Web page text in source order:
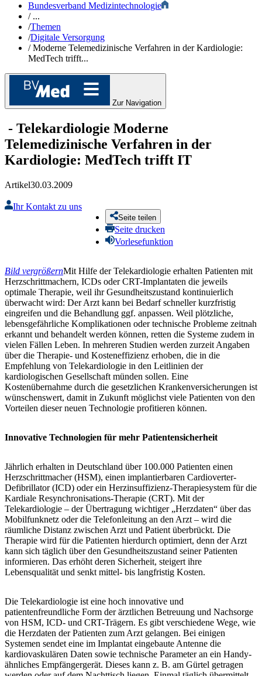
Bundesverband Medizintechnologie
/...
/Themen
/Digitale Versorgung
/Moderne Telemedizinische Verfahren in der Kardiologie:
MedTech trifft...
Zur Navigation
- Telekardiologie Moderne
Telemedizinische Verfahren in der
Kardiologie: MedTech trifft IT
Artikel30.03.2009
Ihr Kontakt zu uns
Seite teilen
Seite drucken
Vorlesefunktion
Bild vergrößernMit Hilfe der Telekardiologie erhalten Patienten mit
Herzschrittmachern, ICDs oder CRT-Implantaten die jeweils
optimale Therapie, weil ihr Gesundheitszustand kontinuierlich
überwacht wird: Der Arzt kann bei Bedarf schneller kurzfristig
eingreifen und die Behandlung ggf. anpassen. Weil plötzliche,
lebensgefährliche Komplikationen oder technische Probleme zeitnah
erkannt und behandelt werden können, retten die Systeme zudem in
vielen Fällen Leben. In mehreren Studien werden zurzeit Angaben
über die Therapie- und Kosteneffizienz erhoben, die in die
Empfehlung von Telekardiologie in den Leitlinien der
kardiologischen Gesellschaft münden sollen. Eine
Kostenübernahme durch die gesetzlichen Krankenversicherungen ist
wünschenswert, damit in Zukunft möglichst viele Patienten von den
Vorteilen dieser neuen Technologie profitieren können.
Innovative Technologien für mehr Patientensicherheit
Jährlich erhalten in Deutschland über 100.000 Patienten einen
Herzschrittmacher (HSM), einen implantierbaren Cardioverter-
Defibrillator (ICD) oder ein Herzinsuffizienz-Therapiesystem für die
Kardiale Resynchronisations-Therapie (CRT). Mit der
Telekardiologie – der Übertragung wichtiger „Herzdaten“ über das
Mobilfunknetz oder die Telefonleitung an den Arzt – wird die
räumliche Distanz zwischen Arzt und Patient überbrückt. Die
Therapie wird für die Patienten hierdurch optimiert, denn der Arzt
kann sich täglich über den Gesundheitszustand seiner Patienten
informieren. Das erhöht deren Sicherheit, steigert ihre
Lebensqualität und senkt mittel- bis langfristig Kosten.
Die Telekardiologie ist eine hoch innovative und
patientenfreundliche Form der ärztlichen Betreuung und Nachsorge
von HSM, ICD- und CRT-Trägern. Es gibt verschiedene Wege, wie
die Herzdaten der Patienten zum Arzt gelangen. Bei einigen
Systemen sendet eine im Implantat eingebaute Antenne die
kardiovaskulären Daten sowie technische Parameter an ein Handy-
ähnliches Empfängergerät. Dieses kann z. B. am Gürtel getragen